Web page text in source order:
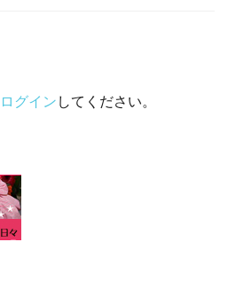
ログイン してください。